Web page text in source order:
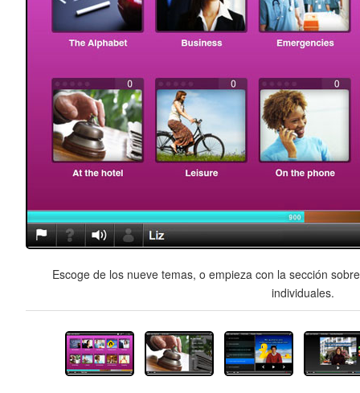
Escoge de los nueve temas, o empieza con la sección
individuales.